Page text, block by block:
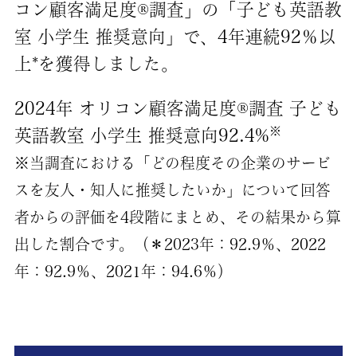
コン顧客満足度®調査」の「子ども英語教
室 小学生 推奨意向」で、4年連続92％以
上*を獲得しました。
2024年 オリコン顧客満足度®調査 子ども
英語教室 小学生 推奨意向92.4% ※
※当調査における「どの程度その企業のサービ
スを友人・知人に推奨したいか」について回答
者からの評価を4段階にまとめ、その結果から算
出した割合です。（＊2023年：92.9％、2022
年：92.9％、2021年：94.6％）